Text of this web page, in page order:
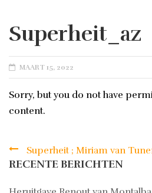
Superheit_az
POSTED
ON
MAART 15, 2022
Sorry, but you do not have
content.
Bericht
Superheit ; Miriam van
RECENTE BERICHTEN